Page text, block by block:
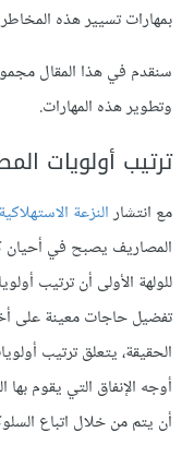
بمهارات تسيير هذه
سنقدم في هذا المقال
وتطوير هذه المهارات.
ترتيب أولويات
مع انتشارالنزعة الاستهلاكية
المصاريف يصبح في أحيان
للولهة الأولى أن ترتيب
تفضيل حاجات معينة على
الحقيقة، يتعلق ترتيب
أوجه الإنفاق التي يقوم
أن يتم من خلال اتباع